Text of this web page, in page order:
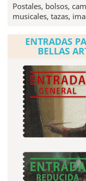
Postales, bolsos,
musicales, tazas,
ENTRADAS
BELLAS